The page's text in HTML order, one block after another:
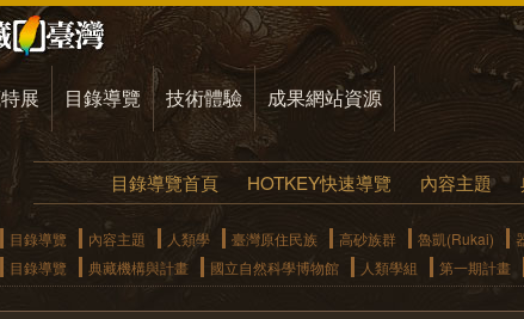
展 目錄導覽 技術體驗 成果網站資源
目錄導覽首頁 HOTKEY快速導覽 內容主題
目錄導覽 內容主題 人類學 臺灣原住民族 高砂族群 魯凱(Rukai)
目錄導覽 典藏機構與計畫 國立自然科學博物館 人類學組 第一期計畫